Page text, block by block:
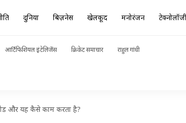
दुनिया बिज़नेस खेलकूद मनोरंजन
आर्टिफिशियल इंटेलिजेंस क्रिकेट समाचार राहुल गांधी
और यह कैसे काम करता है?